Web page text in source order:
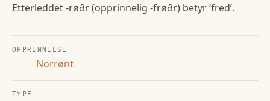
Etterleddet -røðr (opprinnelig -frøðr) betyr ‘fred’.
OPPRINNELSE
Norrønt
TYPE